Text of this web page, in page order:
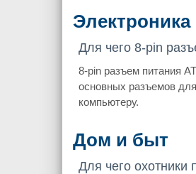
Электроника
Для чего 8-pin
8-pin разъем питания
основных разъемов
компьютеру.
Дом и быт
Для чего охотники